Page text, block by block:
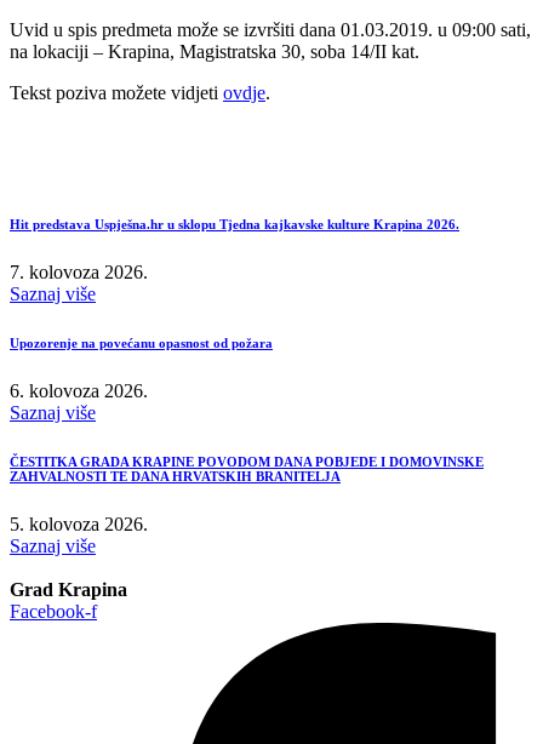
Uvid u spis predmeta može se izvršiti dana 01.03.2019. u 09:00 sati,
na lokaciji – Krapina, Magistratska 30, soba 14/II kat.
Tekst poziva možete vidjeti ovdje.
Hit predstava Uspješna.hr u sklopu Tjedna kajkavske kulture Krapina 2026.
7. kolovoza 2026.
Saznaj više
Upozorenje na povećanu opasnost od požara
6. kolovoza 2026.
Saznaj više
ČESTITKA GRADA KRAPINE POVODOM DANA POBJEDE I DOMOVINSKE
ZAHVALNOSTI TE DANA HRVATSKIH BRANITELJA
5. kolovoza 2026.
Saznaj više
Grad Krapina
Facebook-f